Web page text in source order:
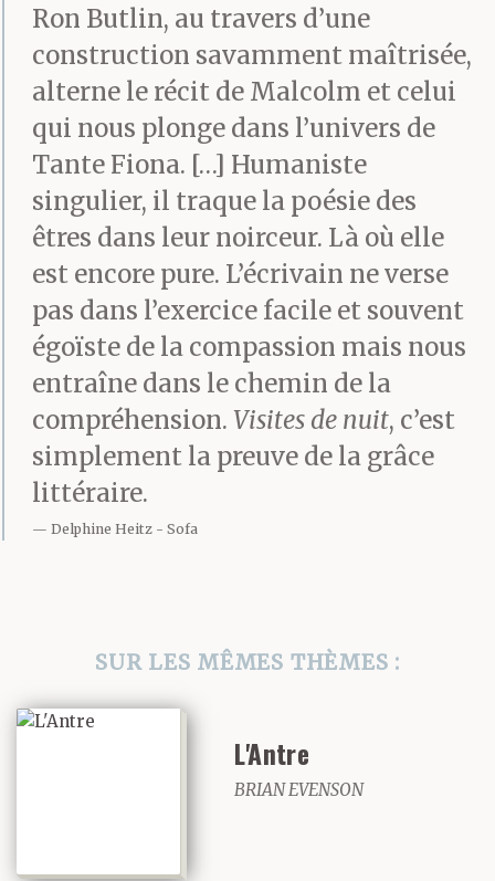
Ron Butlin, au travers d’une
construction savamment maîtrisée,
alterne le récit de Malcolm et celui
qui nous plonge dans l’univers de
Tante Fiona. […] Humaniste
singulier, il traque la poésie des
êtres dans leur noirceur. Là où elle
est encore pure. L’écrivain ne verse
pas dans l’exercice facile et souvent
égoïste de la compassion mais nous
entraîne dans le chemin de la
compréhension. Visites de nuit, c’est
simplement la preuve de la grâce
littéraire.
Delphine Heitz Sofa
SUR LES MÊMES THÈMES :
L'Antre
BRIAN EVENSON